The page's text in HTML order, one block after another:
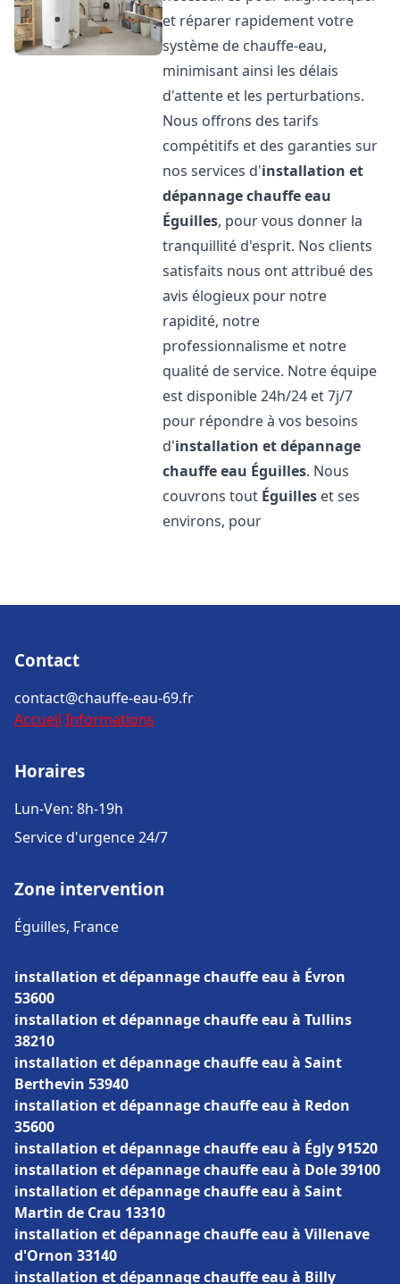
et réparer rapidement votre
système de chauffe-eau,
minimisant ainsi les délais
d'attente et les perturbations.
Nous offrons des tarifs
compétitifs et des garanties sur
nos services d'installation et
dépannage chauffe eau
Éguilles, pour vous donner la
tranquillité d'esprit. Nos clients
satisfaits nous ont attribué des
avis élogieux pour notre
rapidité, notre
professionnalisme et notre
qualité de service. Notre équipe
est disponible 24h/24 et 7j/7
pour répondre à vos besoins
d'installation et dépannage
chauffe eau Éguilles. Nous
couvrons tout Éguilles et ses
environs, pour
Contact
contact@chauffe-eau-69.fr
Accueil Informations
Horaires
Lun-Ven: 8h-19h
Service d'urgence 24/7
Zone intervention
Éguilles, France
installation et dépannage chauffe eau à Évron
53600
installation et dépannage chauffe eau à Tullins
38210
installation et dépannage chauffe eau à Saint
Berthevin 53940
installation et dépannage chauffe eau à Redon
35600
installation et dépannage chauffe eau à Égly 91520
installation et dépannage chauffe eau à Dole 39100
installation et dépannage chauffe eau à Saint
Martin de Crau 13310
installation et dépannage chauffe eau à Villenave
d'Ornon 33140
installation et dépannage chauffe eau à Billy